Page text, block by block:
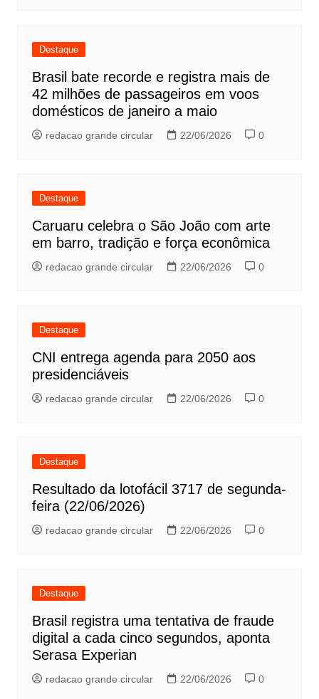
Destaque
Brasil bate recorde e registra mais de
42 milhões de passageiros em voos
domésticos de janeiro a maio
redacao grande circular 22/06/2026 0
Destaque
Caruaru celebra o São João com arte
em barro, tradição e força econômica
redacao grande circular 22/06/2026 0
Destaque
CNI entrega agenda para 2050 aos
presidenciáveis
redacao grande circular 22/06/2026 0
Destaque
Resultado da lotofácil 3717 de segunda-
feira (22/06/2026)
redacao grande circular 22/06/2026 0
Destaque
Brasil registra uma tentativa de fraude
digital a cada cinco segundos, aponta
Serasa Experian
redacao grande circular 22/06/2026 0